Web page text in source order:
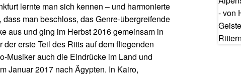
lernte man sich kennen – und harmonierte
man beschloss, das Genre-übergreifende
aus und ging im Herbst 2016 gemeinsam in
erste Teil des Ritts auf dem fliegenden
Musiker auch die Eindrücke im Land und
Januar 2017 nach Ägypten. In Kairo,